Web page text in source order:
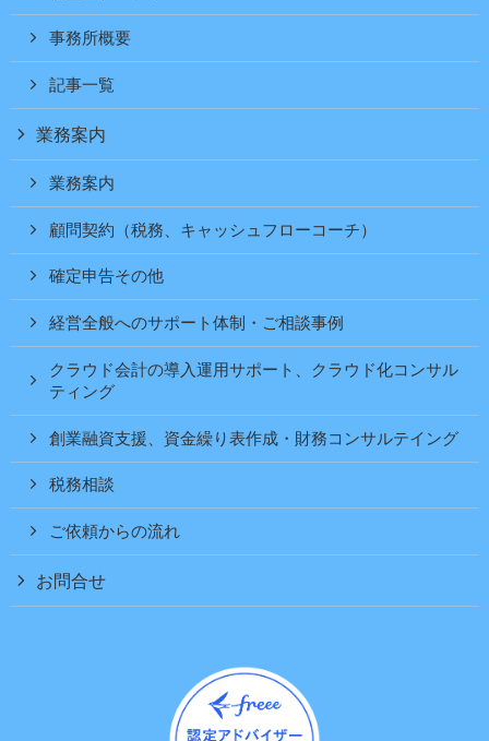
事務所概要
記事一覧
業務案内
業務案内
顧問契約（税務、キャッシュフローコーチ）
確定申告その他
経営全般へのサポート体制・ご相談事例
クラウド会計の導入運用サポート、クラウド化コンサル
ティング
創業融資支援、資金繰り表作成・財務コンサルテイング
税務相談
ご依頼からの流れ
お問合せ